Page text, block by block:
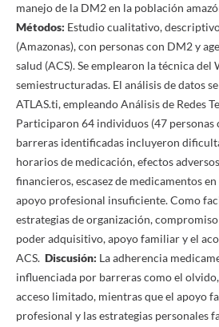
manejo de la DM2 en la población
Métodos: Estudio cualitativo,
(Amazonas), con personas con DM2 y
salud (ACS). Se emplearon la técnica
semiestructuradas. El análisis de datos
ATLAS.ti, empleando Análisis de Redes
Participaron 64 individuos (47 personas
barreras identificadas incluyeron
horarios de medicación, efectos
financieros, escasez de medicamentos
apoyo profesional insuficiente. Como
estrategias de organización,
poder adquisitivo, apoyo familiar y el
ACS. Discusión: La adherencia
influenciada por barreras como el
acceso limitado, mientras que el apoyo
profesional y las estrategias personales